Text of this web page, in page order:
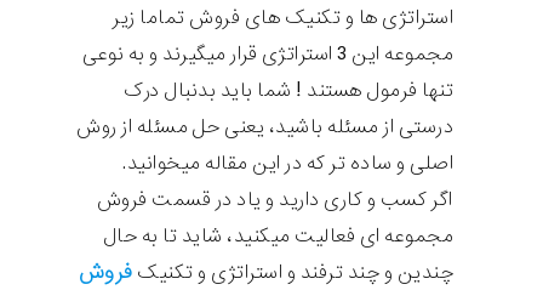
استراتژی ها و تکنیک های فروش تماما زیر
مجموعه این 3 استراتژی قرار میگیرند و به نوعی
تنها فرمول هستند ! شما باید بدنبال درک
درستی از مسئله باشید، یعنی حل مسئله از روش
اصلی و ساده تر که در این مقاله میخوانید.
اگر کسب و کاری دارید و یاد در قسمت فروش
مجموعه ای فعالیت میکنید، شاید تا به حال
چندین و چند ترفند و استراتژی و تکنیک فروش